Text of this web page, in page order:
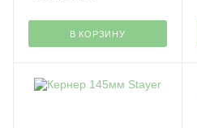
В КОРЗИНУ